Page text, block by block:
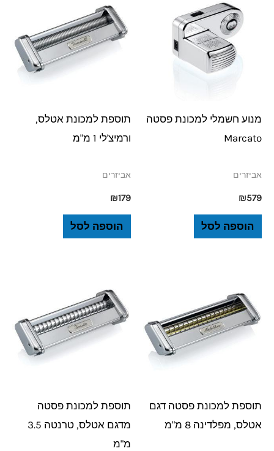
מנוע חשמלי למכונת פסטה
Marcato
אביזרים
₪579
הוספה לסל
תוספת למכונת אטלס,
ורמיצ'לי 1 מ"מ
אביזרים
₪179
הוספה לסל
תוספת למכונת פסטה דגם
אטלס, מפלדינה 8 מ"מ
תוספת למכונת פסטה
מדגם אטלס, טרנטה 3.5
מ"מ